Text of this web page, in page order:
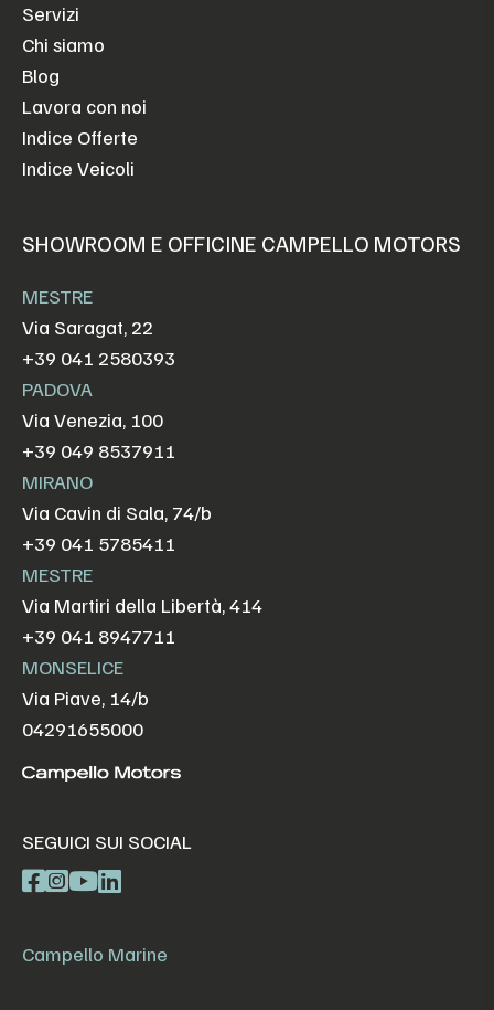
Servizi
Chi siamo
Blog
Lavora con noi
Indice Offerte
Indice Veicoli
SHOWROOM E OFFICINE CAMPELLO MOTORS
MESTRE
Via Saragat, 22
+39 041 2580393
PADOVA
Via Venezia, 100
+39 049 8537911
MIRANO
Via Cavin di Sala, 74/b
+39 041 5785411
MESTRE
Via Martiri della Libertà, 414
+39 041 8947711
MONSELICE
Via Piave, 14/b
04291655000
SEGUICI SUI SOCIAL
Campello Marine